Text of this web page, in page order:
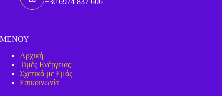
+30 6974 837 606
ΜΕΝΟΥ
Αρχική
Τιμές Ενέργειας
Σχετικά με Εμάς
Επικοινωνία